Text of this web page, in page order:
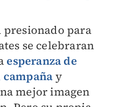
presionado para
se celebraran
esperanza de
y
mejor imagen